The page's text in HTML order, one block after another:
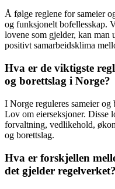
Å følge reglene for sameier
og funksjonelt bofellesskap.
lovene som gjelder, kan
positivt samarbeidsklima
Hva er de viktigste
og borettslag i Norge?
I Norge reguleres sameier
Lov om eierseksjoner. Disse
forvaltning, vedlikehold,
og borettslag.
Hva er forskjellen
det gjelder regelverket?